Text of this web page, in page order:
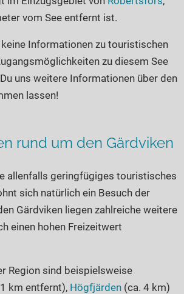
vom See entfernt ist.
Informationen zu touristischen
zu diesem See
uns weitere Informationen über den
lassen!
rund um den Gärdviken
allenfalls geringfügiges touristisches
sich natürlich ein Besuch der
Gärdviken liegen zahlreiche weitere
einen hohen Freizeitwert
Region sind beispielsweise
km entfernt), Högfjärden (ca. 4 km)